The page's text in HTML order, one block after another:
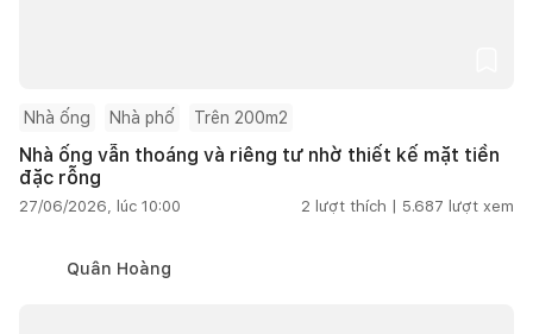
Nhà ống Nhà phố Trên 200m2
Nhà ống vẫn thoáng và riêng tư nhờ thiết kế mặt tiền
đặc rỗng
27/06/2026, lúc 10:00 2 lượt thích | 5.687 lượt xem
Quân Hoàng